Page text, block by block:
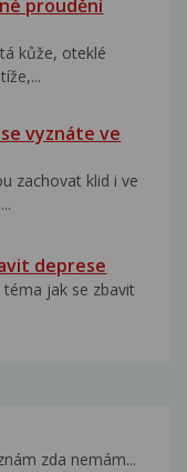
proudění
kůže, oteklé
se vyznáte ve
zachovat klid i ve
deprese
jak se zbavit
zda nemám...